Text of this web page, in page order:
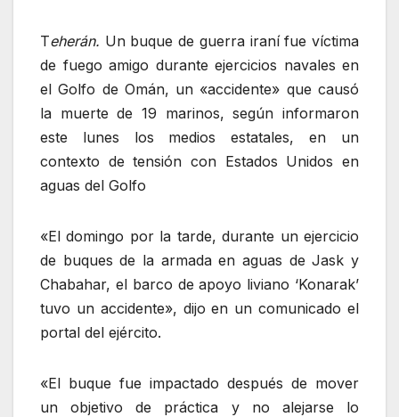
Teherán. Un buque de guerra iraní fue víctima
de fuego amigo durante ejercicios navales en
el Golfo de Omán, un «accidente» que causó
la muerte de 19 marinos, según informaron
este lunes los medios estatales, en un
contexto de tensión con Estados Unidos en
aguas del Golfo
«El domingo por la tarde, durante un ejercicio
de buques de la armada en aguas de Jask y
Chabahar, el barco de apoyo liviano ‘Konarak’
tuvo un accidente», dijo en un comunicado el
portal del ejército.
«El buque fue impactado después de mover
un objetivo de práctica y no alejarse lo